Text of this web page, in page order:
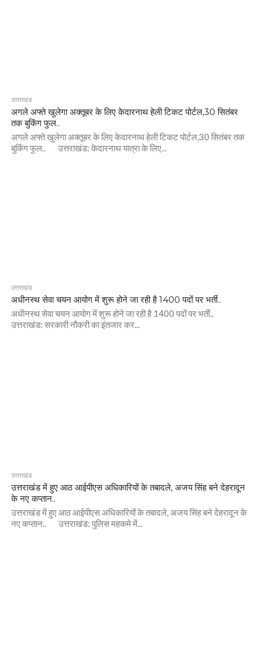
उत्तराखंड
अगले अफ्ते खुलेगा अक्तूबर के लिए केदारनाथ हेली टिकट पोर्टल,30 सितंबर
तक बुकिंग फुल..
अगले अफ्ते खुलेगा अक्तूबर के लिए केदारनाथ हेली टिकट पोर्टल,30 सितंबर तक
बुकिंग फुल.. उत्तराखंड: केदारनाथ यात्रा के लिए...
उत्तराखंड
अधीनस्थ सेवा चयन आयोग में शुरू होने जा रही है 1400 पदों पर भर्ती..
अधीनस्थ सेवा चयन आयोग में शुरू होने जा रही है 1400 पदों पर भर्ती..
उत्तराखंड: सरकारी नौकरी का इंतजार कर...
उत्तराखंड
उत्तराखंड में हुए आठ आईपीएस अधिकारियों के तबादले, अजय सिंह बने देहरादून
के नए कप्तान..
उत्तराखंड में हुए आठ आईपीएस अधिकारियों के तबादले, अजय सिंह बने देहरादून के
नए कप्तान.. उत्तराखंड: पुलिस महकमे में...